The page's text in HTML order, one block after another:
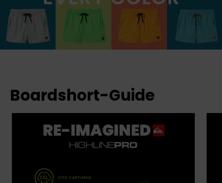
Boardshort-Guide